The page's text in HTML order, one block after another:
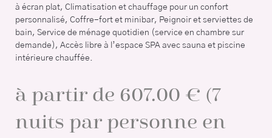
à écran plat, Climatisation et chauffage pour un confort
personnalisé, Coffre-fort et minibar, Peignoir et serviettes de
bain, Service de ménage quotidien (service en chambre sur
demande), Accès libre à l’espace SPA avec sauna et piscine
intérieure chauffée.
à partir de 607.00 € (7
nuits par personne en